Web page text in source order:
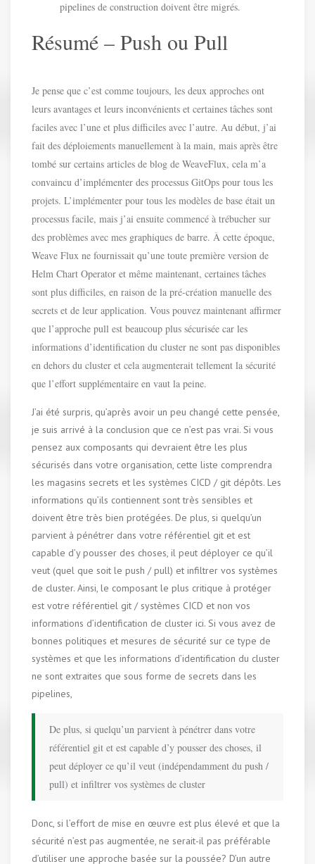
pipelines de construction doivent être migrés.
Résumé – Push ou Pull
Je pense que c’est comme toujours, les deux approches ont
leurs avantages et leurs inconvénients et certaines tâches sont
faciles avec l’une et plus difficiles avec l’autre. Au début, j’ai
fait des déploiements manuellement à la main, mais après être
tombé sur certains articles de blog de WeaveFlux, cela m’a
convaincu d’implémenter des processus GitOps pour tous les
projets. L’implémenter pour tous les modèles de base était un
processus facile, mais j’ai ensuite commencé à trébucher sur
des problèmes avec mes graphiques de barre. À cette époque,
Weave Flux ne fournissait qu’une toute première version de
Helm Chart Operator et même maintenant, certaines tâches
sont plus difficiles, en raison de la pré-création manuelle des
secrets et de leur application. Vous pouvez maintenant affirmer
que l’approche pull est beaucoup plus sécurisée car les
informations d’identification du cluster ne sont pas disponibles
en dehors du cluster et cela augmenterait tellement la sécurité
que l’effort supplémentaire en vaut la peine.
J’ai été surpris, qu’après avoir un peu changé cette pensée,
je suis arrivé à la conclusion que ce n’est pas vrai. Si vous
pensez aux composants qui devraient être les plus
sécurisés dans votre organisation, cette liste comprendra
les magasins secrets et les systèmes CICD / git dépôts. Les
informations qu’ils contiennent sont très sensibles et
doivent être très bien protégées. De plus, si quelqu’un
parvient à pénétrer dans votre référentiel git et est
capable d’y pousser des choses, il peut déployer ce qu’il
veut (quel que soit le push / pull) et infiltrer vos systèmes
de cluster. Ainsi, le composant le plus critique à protéger
est votre référentiel git / systèmes CICD et non vos
informations d’identification de cluster ici. Si vous avez de
bonnes politiques et mesures de sécurité sur ce type de
systèmes et que les informations d’identification du cluster
ne sont extraites que sous forme de secrets dans les
pipelines,
De plus, si quelqu’un parvient à pénétrer dans votre
référentiel git et est capable d’y pousser des choses, il
peut déployer ce qu’il veut (indépendamment du push /
pull) et infiltrer vos systèmes de cluster
Donc, si l’effort de mise en œuvre est plus élevé et que la
sécurité n’est pas augmentée, ne serait-il pas préférable
d’utiliser une approche basée sur la poussée? D’un autre